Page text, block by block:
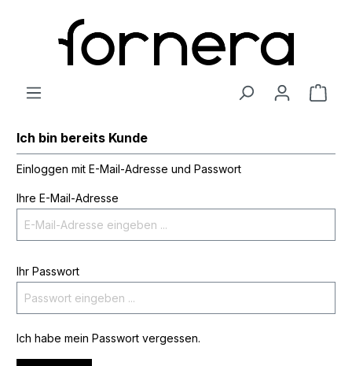
Ich bin bereits Kunde
Einloggen mit E-Mail-Adresse und Passwort
Ihre E-Mail-Adresse
Ihr Passwort
Ich habe mein Passwort vergessen.